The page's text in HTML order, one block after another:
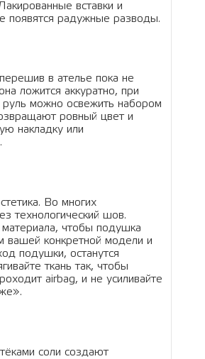
вставки и
появятся радужные разводы.
в ателье пока не
ложится аккуратно, при
можно освежить набором
ровный цвет и
накладку или
Во многих
технологический шов.
чтобы подушка
конкретной модели и
подушки, останутся
ткань так, чтобы
airbag, и не усиливайте
соли создают